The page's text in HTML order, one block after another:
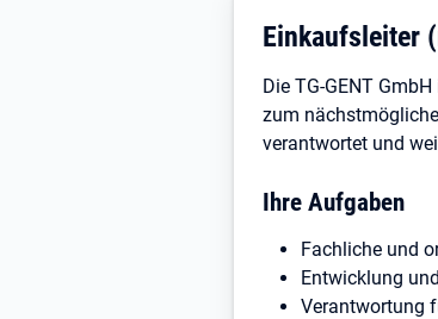
Einkaufsleiter
Die TG-GENT
zum
verantwortet und
Ihre Aufgaben
Fachliche und
Entwicklung
Verantwortung